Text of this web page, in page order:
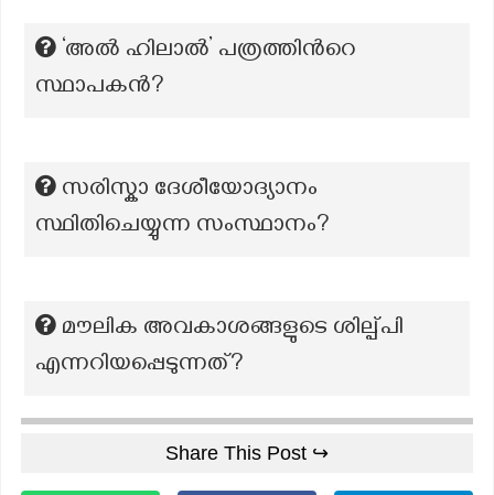
‘അൽ ഹിലാൽ’ പത്രത്തിന്‍റെ
സ്ഥാപകന്‍?
സരിസ്കാ ദേശീയോദ്യാനം
സ്ഥിതിചെയ്യുന്ന സംസ്ഥാനം?
മൗലിക അവകാശങ്ങളുടെ ശില്പ്പി
എന്നറിയപ്പെടുന്നത്?
Share This Post ↪